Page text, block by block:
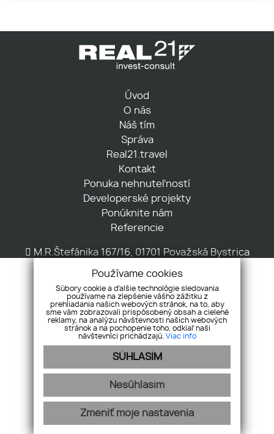
Úvod
O nás
Náš tím
Správa
Real21.travel
Kontakt
Ponuka nehnuteľností
Developerské projekty
Ponúknite nám
Referencie
M.R.Štefánika 167/16, 01701 Považská Bystrica
+421 917 720 046
Pridajte si nás
Ochrana osobných údajov
Pravidlá cookies
webex.digital- REALVIA.sk
Používame cookies
Súbory cookie a ďalšie technológie sledovania
používame na zlepšenie vášho zážitku z
prehliadania našich webových stránok, na to, aby
sme vám zobrazovali prispôsobený obsah a cielené
reklamy, na analýzu návštevnosti našich webových
stránok a na pochopenie toho, odkiaľ naši
návštevníci prichádzajú. Viac info
SÚHLASÍM
Nesúhlasím
Zmeniť moje nastavenia